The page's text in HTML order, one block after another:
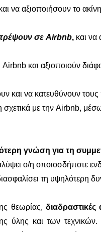
αξιοποιήσουν το
σε Airbnb, και να
Airbnb και αξιοποιούν
και να κατευθύνουν
με την Airbnb,
γνώση για τη
ο/η οποιοσδήποτε
τη υψηλότερη
θεωρίας, διαδραστικές
ύλης και των